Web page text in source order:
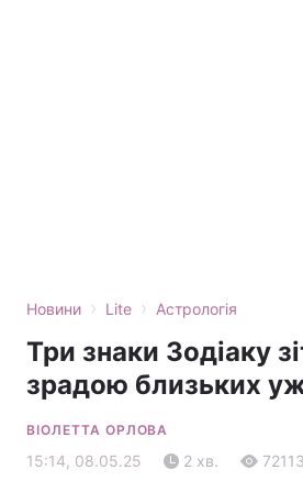
Новини › Lite › Астрологія
Три знаки Зодіаку
зрадою близьких
ВІОЛЕТТА ОРЛОВА
15:14, 08.05.25 2 хв. 72113